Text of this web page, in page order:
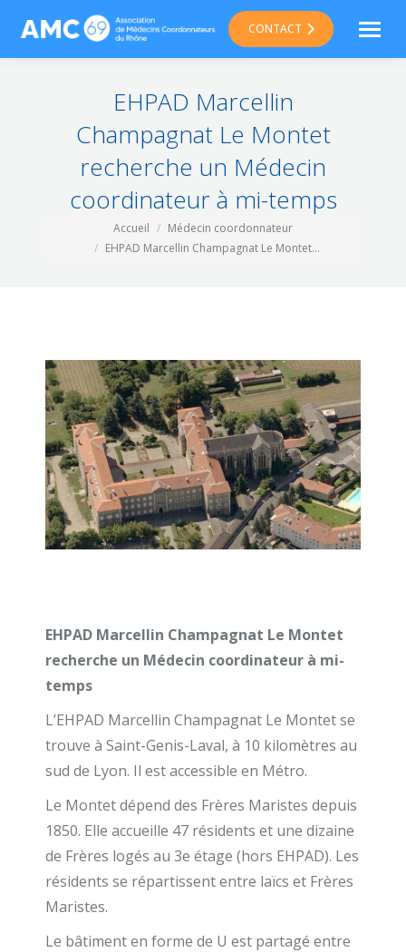
CONTACT
EHPAD Marcellin
Champagnat Le Montet
recherche un Médecin
coordinateur à mi-temps
Vous êtes ici :
Accueil
Médecin coordonnateur
EHPAD Marcellin Champagnat Le Montet…
EHPAD Marcellin Champagnat Le Montet
recherche un Médecin coordinateur à mi-
temps
L’EHPAD Marcellin Champagnat Le Montet se
trouve à Saint-Genis-Laval, à 10 kilomètres au
sud de Lyon. Il est accessible en Métro.
Le Montet dépend des Frères Maristes depuis
1850. Elle accueille 47 résidents et une dizaine
de Frères logés au 3e étage (hors EHPAD). Les
résidents se répartissent entre laïcs et Frères
Maristes.
Le bâtiment en forme de U est partagé entre